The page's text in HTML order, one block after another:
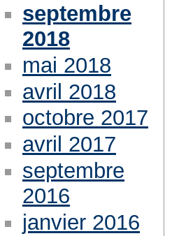
septembre
2018
mai 2018
avril 2018
octobre 2017
avril 2017
septembre
2016
janvier 2016